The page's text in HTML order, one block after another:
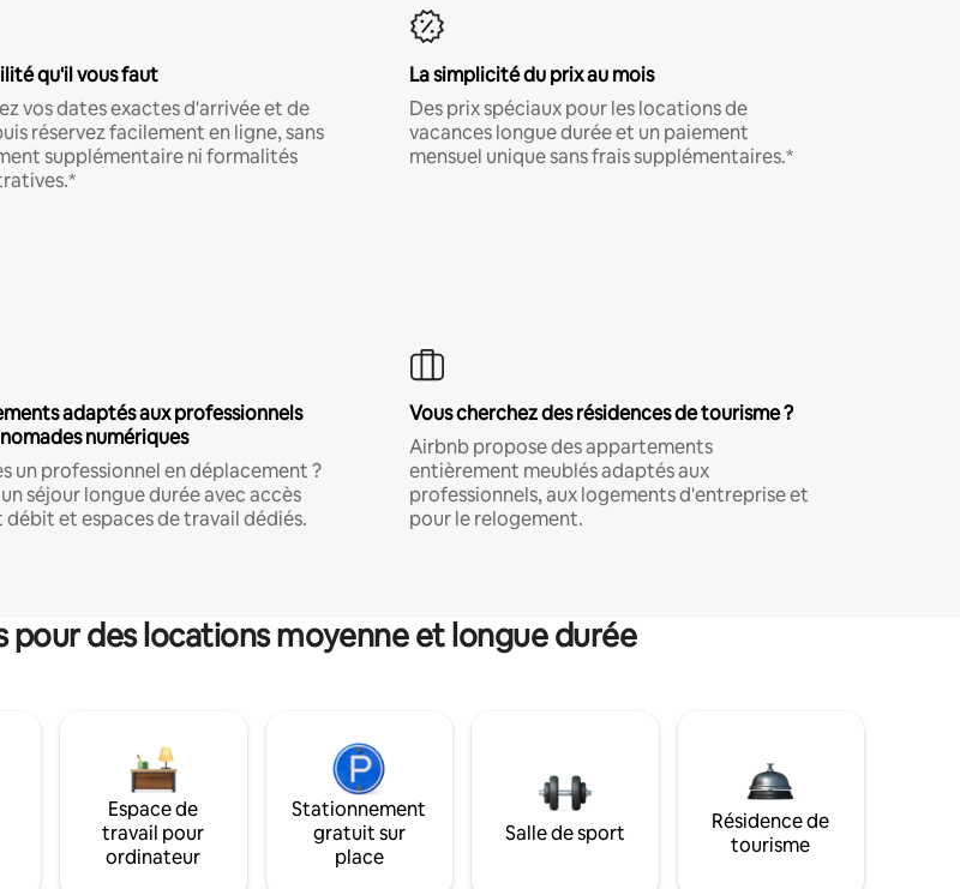
qu'il vous faut
vos dates exactes d'arrivée et de
réservez facilement en ligne, sans
supplémentaire ni formalités
La simplicité du prix au mois
Des prix spéciaux pour les locations de
vacances longue durée et un paiement
mensuel unique sans frais supplémentaires.*
adaptés aux professionnels
numériques
un professionnel en déplacement ?
séjour longue durée avec accès
et espaces de travail dédiés.
Vous cherchez des résidences de tourisme ?
Airbnb propose des appartements
entièrement meublés adaptés aux
professionnels, aux logements d'entreprise et
pour le relogement.
pour des locations moyenne et longue durée
Espace de
travail pour
ordinateur
Stationnement
gratuit sur
place
Salle de sport
Résidence de
tourisme